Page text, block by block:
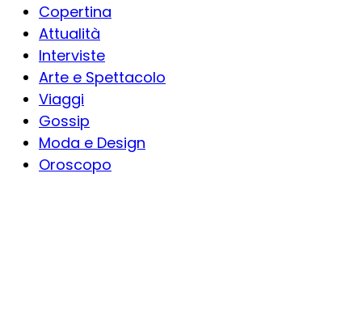
Copertina
Attualità
Interviste
Arte e Spettacolo
Viaggi
Gossip
Moda e Design
Oroscopo